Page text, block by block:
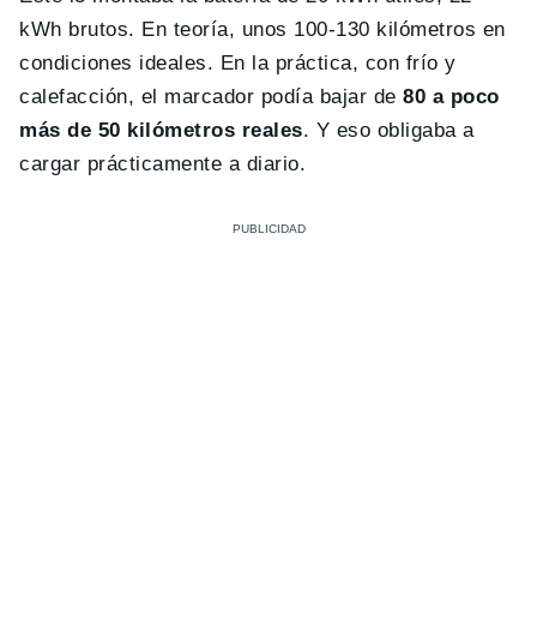
kWh brutos. En teoría, unos 100-130 kilómetros en
condiciones ideales. En la práctica, con frío y
calefacción, el marcador podía bajar de80 a poco
más de 50 kilómetros reales. Y eso obligaba a
cargar prácticamente a diario.